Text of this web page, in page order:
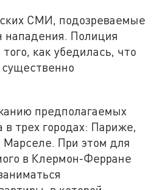
СМИ, подозреваемые
нападения. Полиция
как убедилась, что
существенно
предполагаемых
в трех городах: Париже,
При этом для
в Клермон-Ферране